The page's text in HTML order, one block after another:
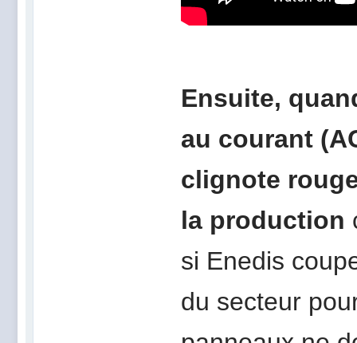
Ensuite,
au courant
clignote
la production
si Enedis
du secteur